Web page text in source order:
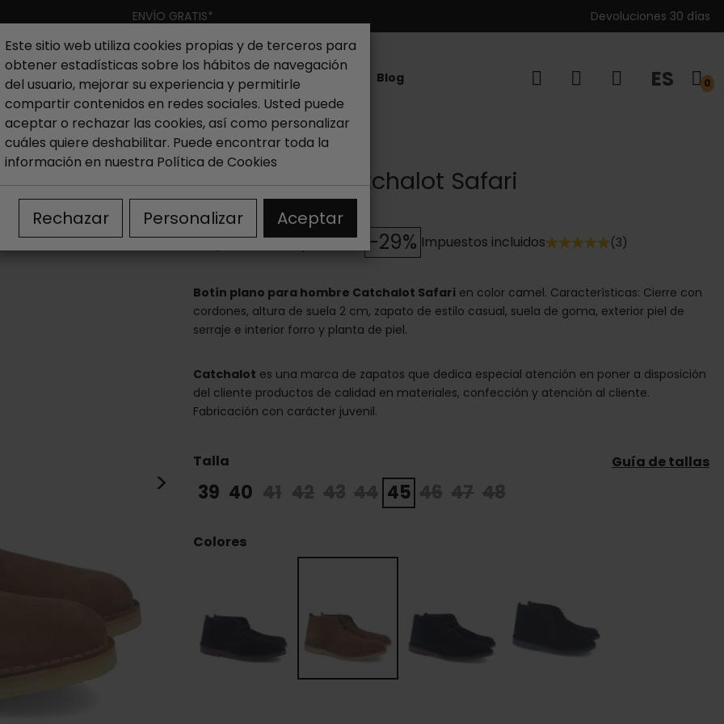
ENVÍO GRATIS* Devoluciones 30 días
Hombre Niño Nueva colección Outlet Marcas Blog ES 0
hombre Botín plano Catchalot Safari
>
Botín plano Catchalot Safari
25,00 € 35,00 € -29% Impuestos incluidos (3)
Botín plano para hombre Catchalot Safari en color camel. Características: Cierre con
cordones, altura de suela 2 cm, zapato de estilo casual, suela de goma, exterior piel de
serraje e interior forro y planta de piel.
Catchalot es una marca de zapatos que dedica especial atención en poner a disposición
del cliente productos de calidad en materiales, confección y atención al cliente.
Fabricación con carácter juvenil.
Talla Guía de tallas
39 40 41 42 43 44 45 46 47 48
Colores
Este sitio web utiliza cookies propias y de terceros para
obtener estadísticas sobre los hábitos de navegación
del usuario, mejorar su experiencia y permitirle
compartir contenidos en redes sociales. Usted puede
aceptar o rechazar las cookies, así como personalizar
cuáles quiere deshabilitar. Puede encontrar toda la
información en nuestra Política de Cookies
Rechazar Personalizar Aceptar